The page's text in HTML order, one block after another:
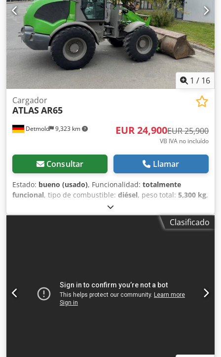
1 / 16
Detmold 9,323 km
Cargador
ATLASAR65
EUR 24,900EUR 25,900
VB IVA no incluído
Consultar Llamar
Estado: bueno (usado), Funcionalidad: totalmente
funcional, tipo de combustible: diésel, peso total: 5,300 kg,
, horas de funcionamiento:
h, Equipamiento:cabina, faros adicionales, pala estándar,
, Cargadora de ruedas Atlas
Clasificado